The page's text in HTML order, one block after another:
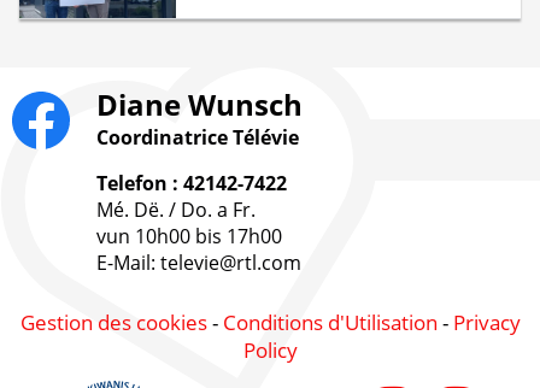
Diane Wunsch
Coordinatrice Télévie
Telefon : 42142-7422
Mé. Dë. / Do. a Fr.
vun 10h00 bis 17h00
E-Mail: televie@rtl.com
Gestion des cookies- Conditions d'Utilisation - Privacy
Policy